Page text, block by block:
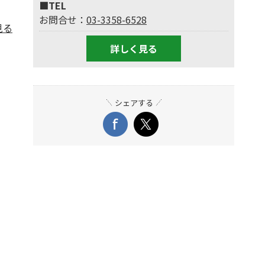
■TEL
お問合せ： 03-3358-6528
詳しく見る
シェアする